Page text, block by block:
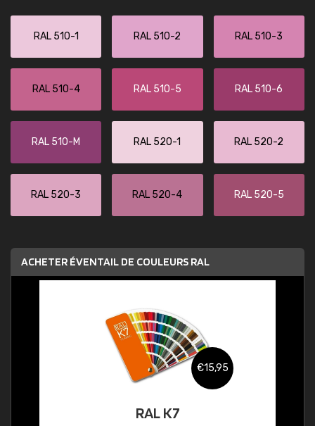
RAL 510-1 RAL 510-2 RAL 510-3
RAL 510-4 RAL 510-5 RAL 510-6
RAL 510-M RAL 520-1 RAL 520-2
RAL 520-3 RAL 520-4 RAL 520-5
ACHETER ÉVENTAIL DE COULEURS RAL
€15,95
RAL K7